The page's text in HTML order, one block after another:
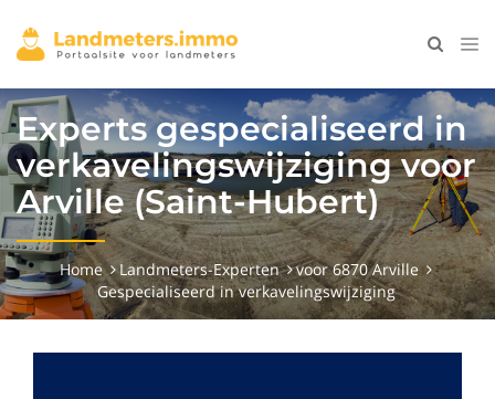
Experts gespecialiseerd in
verkavelingswijziging voor
Arville (Saint-Hubert)
Home Landmeters-Experten
voor 6870 Arville
Gespecialiseerd in verkavelingswijziging